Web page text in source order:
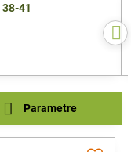
38-41
Parametre